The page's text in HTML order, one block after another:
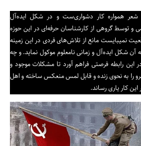
شعر همواره کار دشواری‌ست و در شکل ایده‌آل
توسط گروهی از کارشناسان حرفه‌ای در این حوزه
نمیبایست مانع از تلاش‌های فردی در این زمینه
آن شکل ایده‌آل و زمانی نامعلوم موکول نماید. و چه
رابطه فرصتی فراهم آورد تا مشکلات موجود و
را به نحوی زنده و قابل لمس منعکس ساخته و اهل
کار یاری رساند.